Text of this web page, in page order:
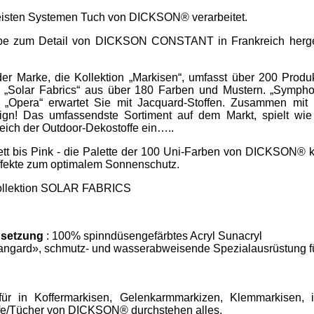
Systemen Tuch von DICKSON® verarbeitet.
zum Detail von DICKSON CONSTANT in Frankreich
Marke, die Kollektion „Markisen“, umfasst über 200
Fabrics“ aus über 180 Farben und Mustern.
erwartet Sie mit Jacquard-Stoffen. Zusammen mit
Das umfassendste Sortiment auf dem Markt, spielt
der Outdoor-Dekostoffe ein…..
bis Pink - die Palette der 100 Uni-Farben von DICKSON®
zum optimalem Sonnenschutz.
SOLAR FABRICS
: 100% spinndüsengefärbtes Acryl Sunacryl
schmutz- und wasserabweisende Spezialausrüstung
in Koffermarkisen, Gelenkarmmarkizen,
Tücher von DICKSON® durchstehen alles.